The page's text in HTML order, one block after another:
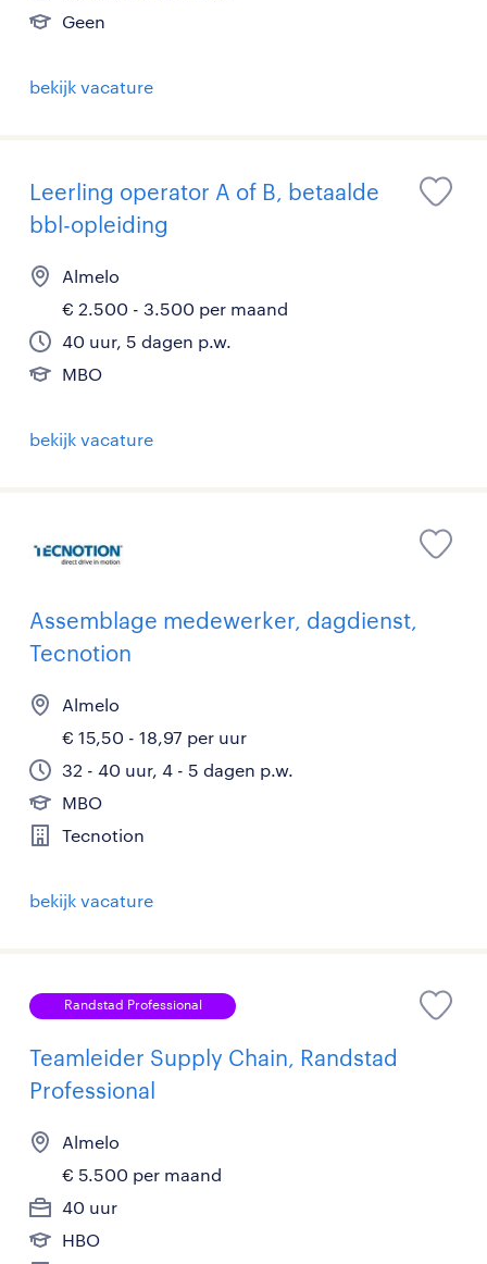
Geen
bekijk vacature
Leerling operator A of B, betaalde
bbl-opleiding
Almelo
€ 2.500 - 3.500 per maand
40 uur, 5 dagen p.w.
MBO
bekijk vacature
Assemblage medewerker, dagdienst,
Tecnotion
Almelo
€ 15,50 - 18,97 per uur
32 - 40 uur, 4 - 5 dagen p.w.
MBO
Tecnotion
bekijk vacature
Randstad Professional
Teamleider Supply Chain, Randstad
Professional
Almelo
€ 5.500 per maand
40 uur
HBO